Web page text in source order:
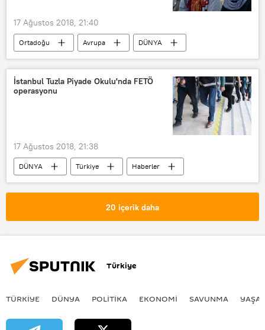
17 Ağustos 2018, 21:40
Ortadoğu Avrupa
DÜNYA
Haberler
Irak
Almanya
Ashwaq H
IŞİD
İstanbul Tuzla Piyade Okulu'nda FETÖ
operasyonu
17 Ağustos 2018, 21:38
DÜNYA Türkiye
Haberler
TÜRKİYE
İstanbul
İstanbul Emniyet Müdürlüğü
FETÖ
Operasyon
Gözaltı
20 içerik daha
Türkiye
TÜRKIYE DÜNYA POLİTİKA EKONOMİ SAVUNMA